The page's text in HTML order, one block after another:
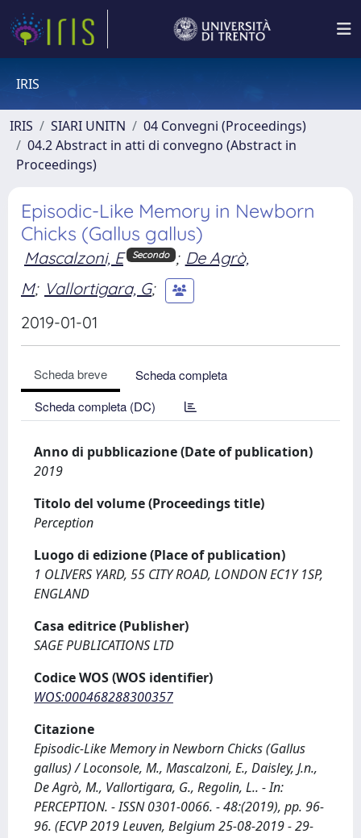
IRIS
IRIS SIARI UNITN
04 Convegni (Proceedings)
04.2 Abstract in atti di convegno (Abstract in
Proceedings)
Episodic-Like Memory in Newborn
Chicks (Gallus gallus)
Mascalzoni, E Secondo ; De Agrò,
M; Vallortigara, G;
2019-01-01
Scheda breve
Scheda completa
Scheda completa (DC)
Anno di pubblicazione (Date of publication)
2019
Titolo del volume (Proceedings title)
Perception
Luogo di edizione (Place of publication)
1 OLIVERS YARD, 55 CITY ROAD, LONDON EC1Y 1SP,
ENGLAND
Casa editrice (Publisher)
SAGE PUBLICATIONS LTD
Codice WOS (WOS identifier)
WOS:000468288300357
Citazione
Episodic-Like Memory in Newborn Chicks (Gallus
gallus) / Loconsole, M., Mascalzoni, E., Daisley, J.n.,
De Agrò, M., Vallortigara, G., Regolin, L.. - In:
PERCEPTION. - ISSN 0301-0066. - 48:(2019), pp. 96-
96. (ECVP 2019 Leuven, Belgium 25-08-2019 - 29-